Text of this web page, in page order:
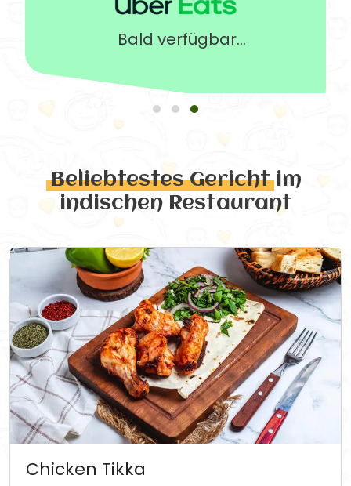
Bald verfügbar...
Beliebtestes Gerichtim
indischen Restaurant
Chicken Tikka